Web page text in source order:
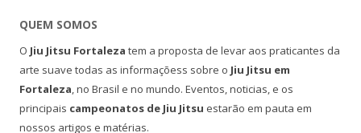
QUEM SOMOS
O Jiu Jitsu Fortaleza tem a proposta de levar aos praticantes da
arte suave todas as informaçõess sobre o Jiu Jitsu em
Fortaleza, no Brasil e no mundo. Eventos, noticias, e os
principais campeonatos de Jiu Jitsu estarão em pauta em
nossos artigos e matérias.